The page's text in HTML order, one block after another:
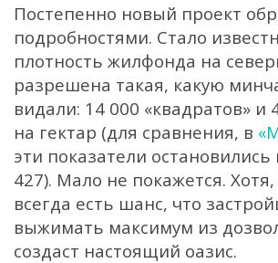
Постепенно новый проект
подробностями. Стало
плотность жилфонда на
разрешена такая, какую
видали: 14 000 «квадратов» и
на гектар (для сравнения, в
эти показатели остановились
427). Мало не покажется.
всегда есть шанс, что
выжимать максимум из
создаст настоящий оазис.